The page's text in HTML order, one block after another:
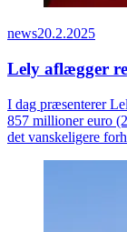
news20.2.2025
Lely aflægger
I dag præsenterer
857 millionereuro
det vanskeligere